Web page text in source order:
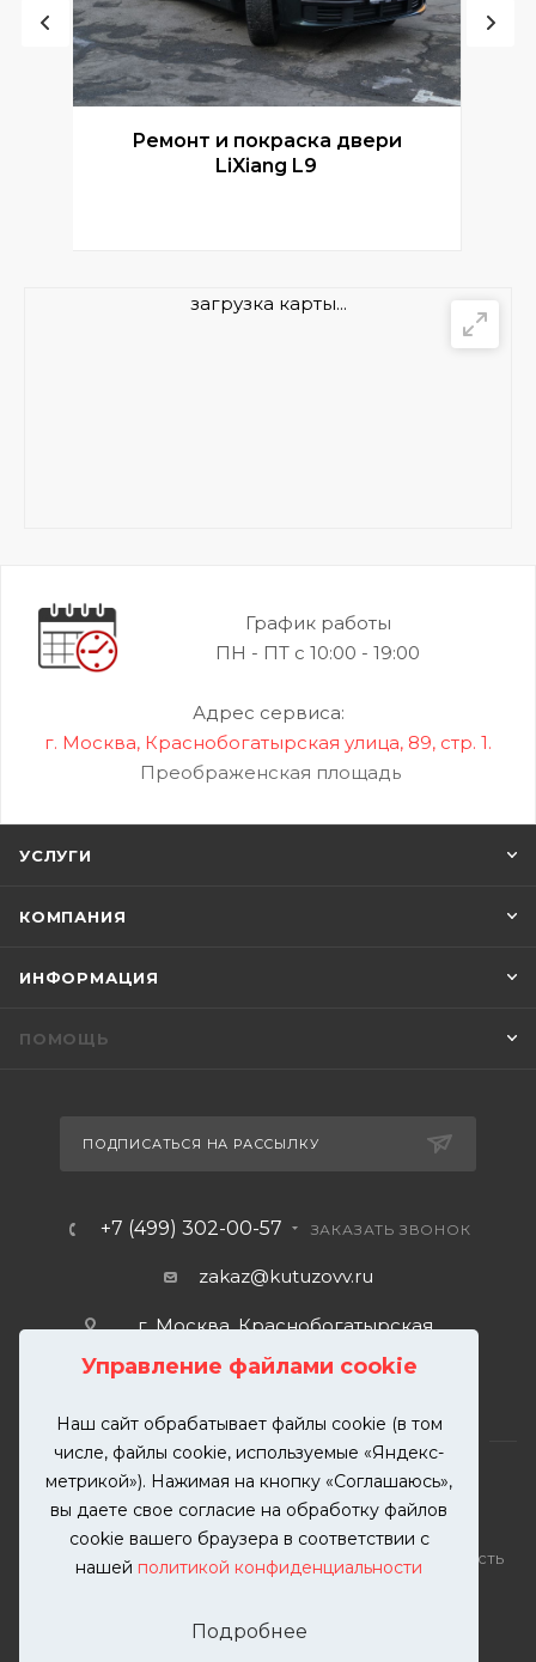
Управление файлами cookie
Наш сайт обрабатывает файлы cookie (в том
числе, файлы cookie, используемые «Яндекс-
метрикой»). Нажимая на кнопку «Соглашаюсь»,
вы даете свое согласие на обработку файлов
cookie вашего браузера в соответствии с
нашей политикой конфиденциальности
Подробнее
Ремонт и покраска двери
LiXiang L9
загрузка карты...
График работы
ПН - ПТ с 10:00 - 19:00
Адрес сервиса:
г. Москва, Краснобогатырская улица, 89, стр. 1.
Преображенская площадь
УСЛУГИ
КОМПАНИЯ
ИНФОРМАЦИЯ
ПОМОЩЬ
ПОДПИСАТЬСЯ НА РАССЫЛКУ
+7 (499) 302-00-57 ЗАКАЗАТЬ ЗВОНОК
zakaz@kutuzovv.ru
г. Москва, Краснобогатырская
2026 © KUTUZOVV | Кузовной ремонт и покраска
автомобилей. Вся информация на сайте – собственность
разрешения запрещена. Все права защищены.